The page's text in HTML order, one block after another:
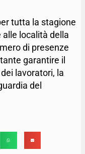
tutta la stagione
località della
di presenze
garantire il
lavoratori, la
del